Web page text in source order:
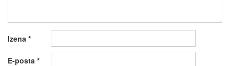
Izena *
E-posta *